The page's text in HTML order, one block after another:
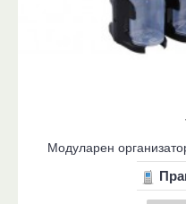
Модуларен